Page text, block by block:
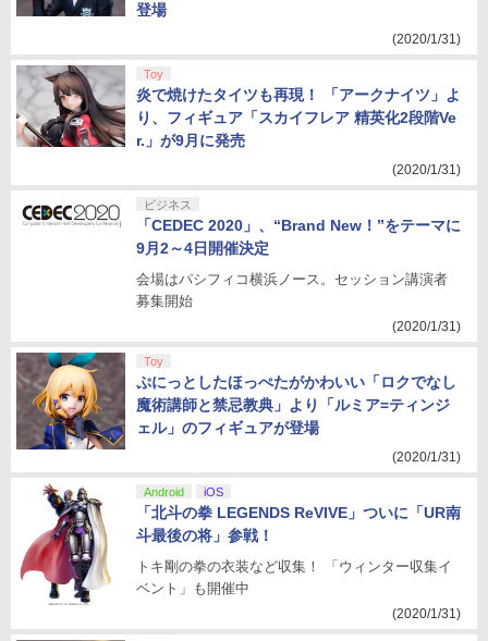
登場
(2020/1/31)
Toy
炎で焼けたタイツも再現！ 「アークナイツ」よ
り、フィギュア「スカイフレア 精英化2段階Ve
r.」が9月に発売
(2020/1/31)
ビジネス
「CEDEC 2020」、“Brand New！”をテーマに
9月2～4日開催決定
会場はパシフィコ横浜ノース。セッション講演者
募集開始
(2020/1/31)
Toy
ぷにっとしたほっぺたがかわいい「ロクでなし
魔術講師と禁忌教典」より「ルミア=ティンジ
ェル」のフィギュアが登場
(2020/1/31)
Android iOS
「北斗の拳 LEGENDS ReVIVE」ついに「UR南
斗最後の将」参戦！
トキ剛の拳の衣装など収集！ 「ウィンター収集イ
ベント」も開催中
(2020/1/31)